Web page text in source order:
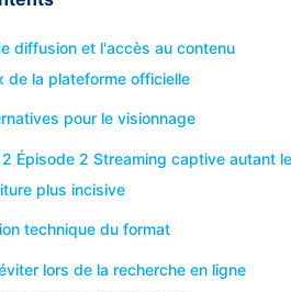
diffusion et l'accès au contenu
de la plateforme officielle
pour le visionnage
Épisode 2 Streaming captive autant
plus incisive
technique du format
lors de la recherche en ligne